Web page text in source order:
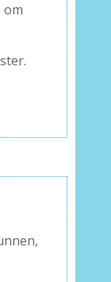
om